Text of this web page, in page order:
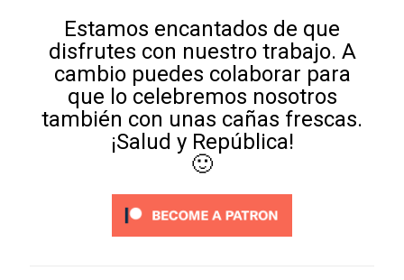
Estamos encantados de que
disfrutes con nuestro trabajo. A
cambio puedes colaborar para
que lo celebremos nosotros
también con unas cañas frescas.
¡Salud y República!
🙂